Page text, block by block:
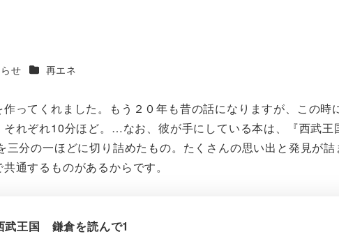
ーせ カテゴリー
再エネ
ってくれました。もう２０年も昔の話になりますが、この
れぞれ10分ほど。…なお、彼が手にしている本は、『西武
分の一ほどに切り詰めたもの。たくさんの思い出と発見が
通するものがあるからです。
武王国 鎌倉を読んで1